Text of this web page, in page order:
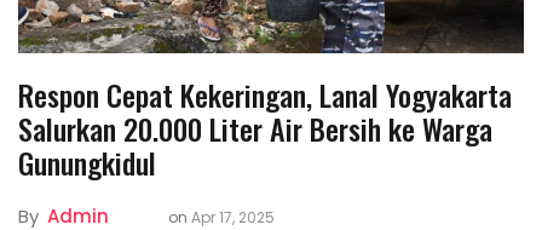
Respon Cepat Kekeringan, Lanal Yogyakarta
Salurkan 20.000 Liter Air Bersih ke Warga
Gunungkidul
By Admin on Apr 17, 2025